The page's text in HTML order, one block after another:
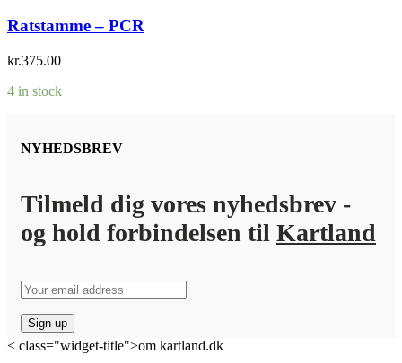
Ratstamme – PCR
kr.375.00
4 in stock
NYHEDSBREV
Tilmeld dig vores nyhedsbrev -
og hold forbindelsen til Kartland
< class="widget-title">om kartland.dk